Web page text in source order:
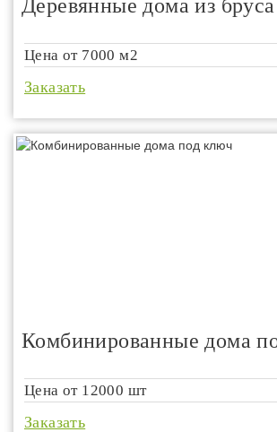
Деревянные дома из
Цена от 7000 м2
Заказать
Комбинированные дома
Цена от 12000 шт
Заказать